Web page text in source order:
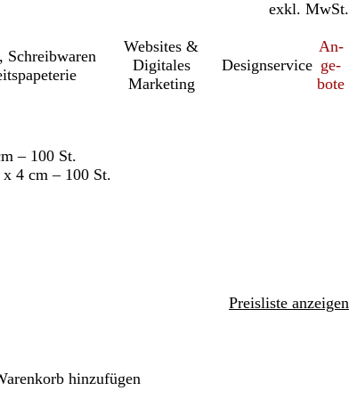
inkl. MwSt.
exkl. MwSt.
Schreib­wa­ren
Websites &
Digitales
Marketing
Designservice
An­­
ge­­
bo­­te
– 100 St.
4 cm – 100 St.
Preisliste anzeigen
hinzufügen